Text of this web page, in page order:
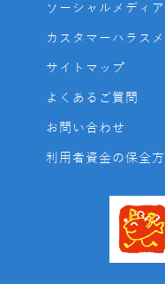
ソーシャルメディ
カスタマーハラス
サイトマップ
よくあるご質問
お問い合わせ
利用者資金の保全